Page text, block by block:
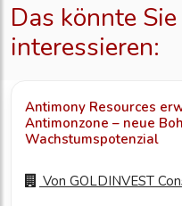
Das könnte
interessieren:
Antimony Resources
Antimonzone – neue
Wachstumspotenzial
Von GOLDINVEST